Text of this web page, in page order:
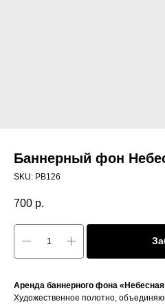
Баннерный фон
SKU: PB126
700 р.
Аренда баннерного фона
Художественное полотно,